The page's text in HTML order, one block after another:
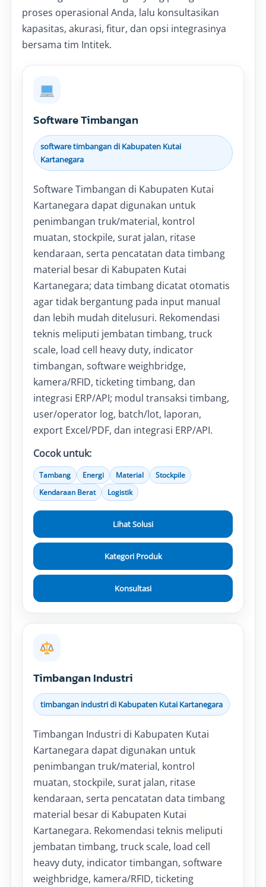
proses operasional Anda, lalu konsultasikan
kapasitas, akurasi, fitur, dan opsi integrasinya
bersama tim Intitek.
Software Timbangan
software timbangan di Kabupaten Kutai
Kartanegara
Software Timbangan di Kabupaten Kutai
Kartanegara dapat digunakan untuk
penimbangan truk/material, kontrol
muatan, stockpile, surat jalan, ritase
kendaraan, serta pencatatan data timbang
material besar di Kabupaten Kutai
Kartanegara; data timbang dicatat otomatis
agar tidak bergantung pada input manual
dan lebih mudah ditelusuri. Rekomendasi
teknis meliputi jembatan timbang, truck
scale, load cell heavy duty, indicator
timbangan, software weighbridge,
kamera/RFID, ticketing timbang, dan
integrasi ERP/API; modul transaksi timbang,
user/operator log, batch/lot, laporan,
export Excel/PDF, dan integrasi ERP/API.
Cocok untuk:
Tambang Energi Material
Stockpile
Kendaraan Berat
Logistik
Lihat Solusi
Kategori Produk
Konsultasi
Timbangan Industri
timbangan industri di Kabupaten Kutai Kartanegara
Timbangan Industri di Kabupaten Kutai
Kartanegara dapat digunakan untuk
penimbangan truk/material, kontrol
muatan, stockpile, surat jalan, ritase
kendaraan, serta pencatatan data timbang
material besar di Kabupaten Kutai
Kartanegara. Rekomendasi teknis meliputi
jembatan timbang, truck scale, load cell
heavy duty, indicator timbangan, software
weighbridge, kamera/RFID, ticketing